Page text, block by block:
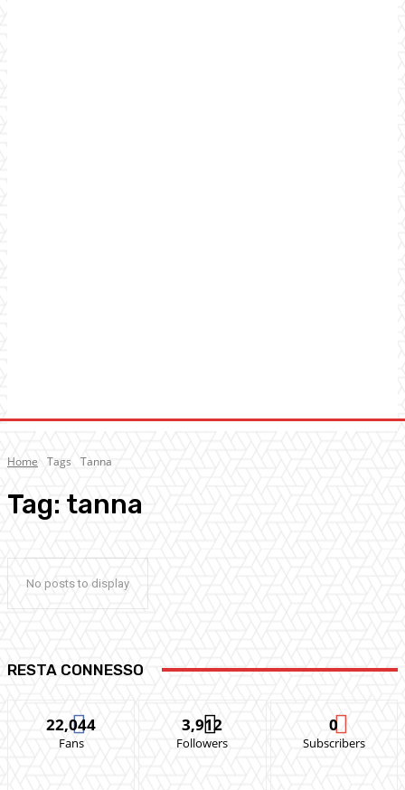
Home Tags Tanna
Tag: tanna
No posts to display
RESTA CONNESSO
22,044
Fans
3,912
Followers
0
Subscribers